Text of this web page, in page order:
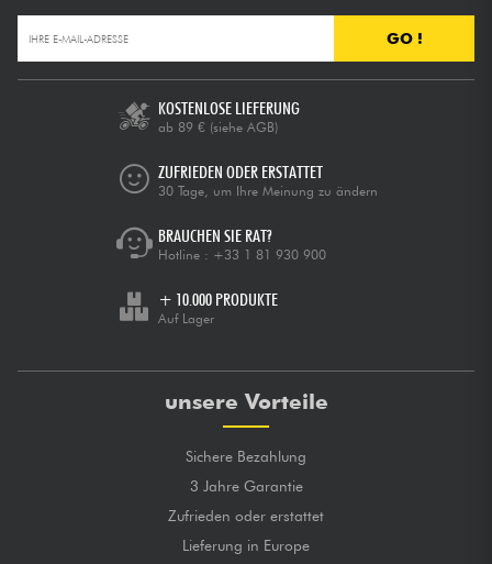
GO !
KOSTENLOSE LIEFERUNG
ab 89 € (siehe AGB)
ZUFRIEDEN ODER ERSTATTET
30 Tage, um Ihre Meinung zu ändern
BRAUCHEN SIE RAT?
Hotline : +33 1 81 930 900
+ 10.000 PRODUKTE
Auf Lager
unsere Vorteile
Sichere Bezahlung
3 Jahre Garantie
Zufrieden oder erstattet
Lieferung in Europe